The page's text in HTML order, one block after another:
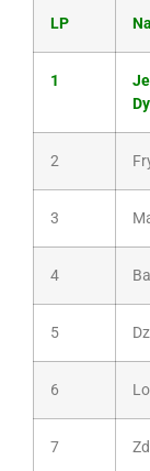
LP
1
2
3
4
5
6
7